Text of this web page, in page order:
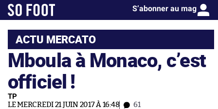
S’abonner au mag
ACTU MERCATO
Mboula à Monaco, c’est
officiel !
TP
LE MERCREDI 21 JUIN 2017 À 16:48 61